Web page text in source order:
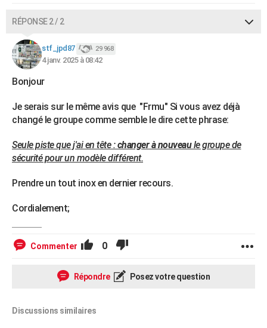
RÉPONSE 2 / 2
stf_jpd87 29 968
4 janv. 2025 à 08:42
Bonjour
Je serais sur le même avis que "Frmu" Si vous avez déjà
changé le groupe comme semble le dire cette phrase:
Seule piste que j'ai en tête :changer à nouveaule groupe de
sécurité pour un modèle différent.
Prendre un tout inox en dernier recours.
Cordialement;
Commenter 0
Répondre Posez votre question
Discussions similaires